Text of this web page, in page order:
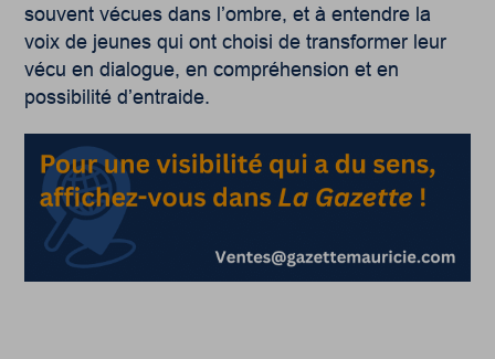
souvent vécues dans l’ombre, et à entendre la
voix de jeunes qui ont choisi de transformer leur
vécu en dialogue, en compréhension et en
possibilité d’entraide.